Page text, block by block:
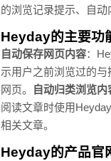
的浏览记录提示、自动
Heyday的主要功
自动保存网页内容：
示用户之前浏览过的与
网页。
自动归类浏览内
阅读文章时使用
相关文章。
Heyday的产品官